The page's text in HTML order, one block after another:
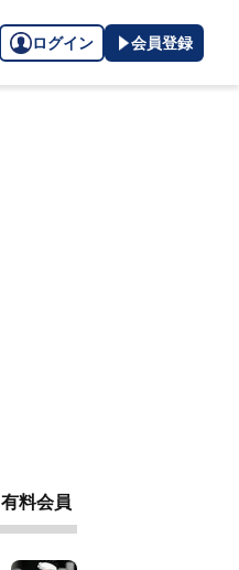
ログイン 会員登録
有料会員